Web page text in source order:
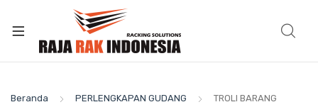
Beranda PERLENGKAPAN GUDANG
TROLI BARANG